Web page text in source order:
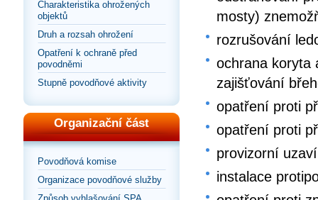
Charakteristika ohrožených
objektů
Druh a rozsah ohrožení
Opatření k ochraně před
povodněmi
Stupně povodňové aktivity
Organizační část
Povodňová komise
Organizace povodňové služby
mosty)
rozrušování
ochrana koryta
zajišťování
opatření proti
opatření proti
provizorní
instalace